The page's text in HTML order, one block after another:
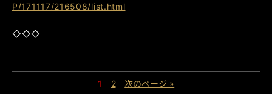
P/171117/216508/list.html
◇◇◇
1 2 次のページ »